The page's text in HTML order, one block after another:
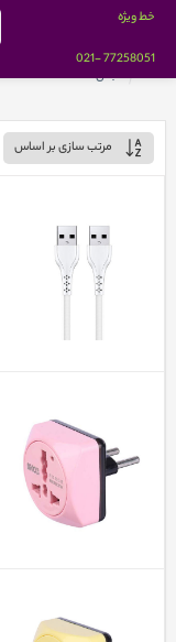
خط ویژه
77258051
-021
خانه
مبدل
مرتب سازی بر اساس